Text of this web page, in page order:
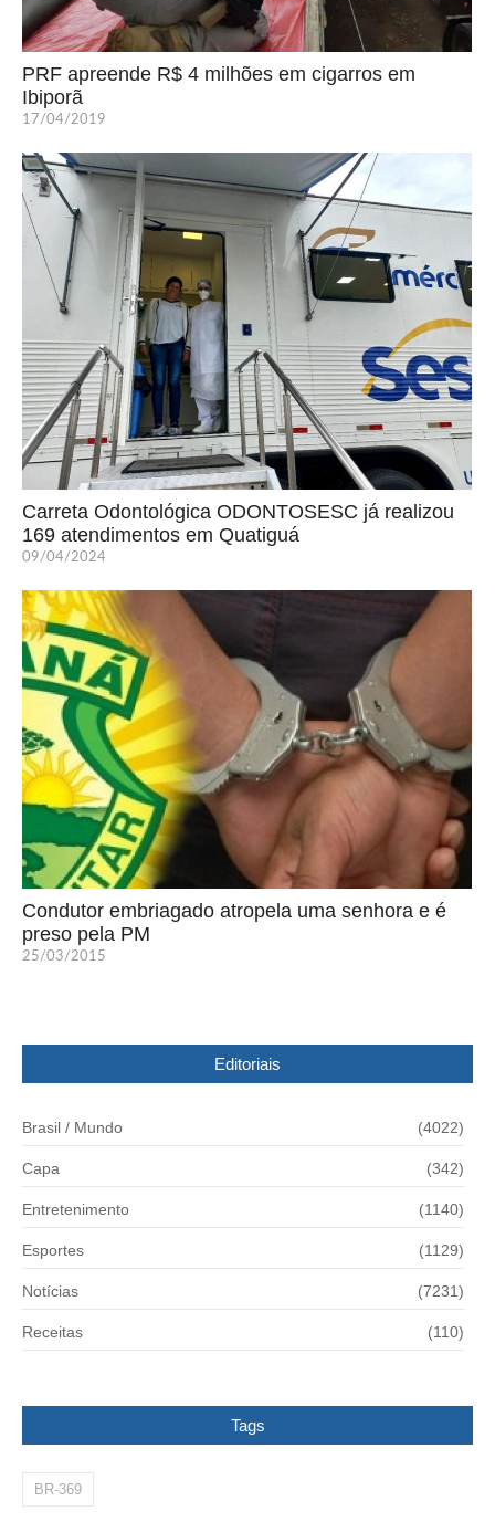
PRF apreende R$ 4 milhões em cigarros em
Ibiporã
17/04/2019
Carreta Odontológica ODONTOSESC já realizou
169 atendimentos em Quatiguá
09/04/2024
Condutor embriagado atropela uma senhora e é
preso pela PM
25/03/2015
Editoriais
Brasil / Mundo (4022)
Capa (342)
Entretenimento (1140)
Esportes (1129)
Notícias (7231)
Receitas (110)
Tags
BR-369